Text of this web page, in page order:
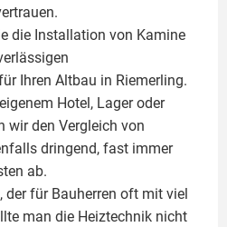
die Installation von Kamine
Ihren Altbau in Riemerling.
Hotel, Lager oder
wir den Vergleich von
dringend, fast immer
ab.
der für Bauherren oft mit viel
man die Heiztechnik nicht